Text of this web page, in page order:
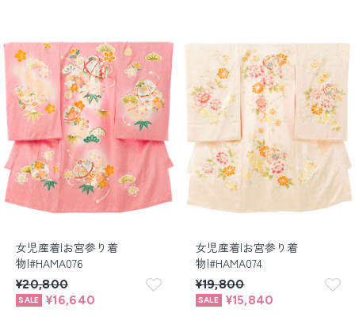
女児産着|お宮参り着
物|#HAMA076
¥20,800
¥16,640
女児産着|お宮参り着
物|#HAMA074
¥19,800
¥15,840